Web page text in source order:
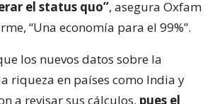
el status quo”, asegura Oxfam
“Una economía para el 99%”.
los nuevos datos sobre la
riqueza en países como India y
a revisar sus cálculos, pues el